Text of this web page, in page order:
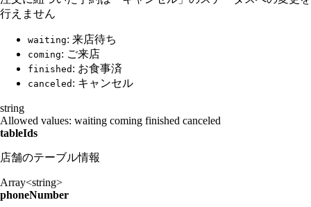
行えません
waiting: 来店待ち
coming: ご来店
finished : お食事済
canceled : キャンセル
string
Allowed values: waiting coming finished canceled
tableIds
店舗のテーブル情報
Array<string>
phoneNumber